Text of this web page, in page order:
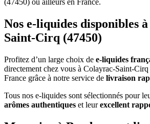
(47450) ou ailleurs en France.
Nos e-liquides disponibles
Saint-Cirq (47450)
Profitez d’un large choix de e-liquides
directement chez vous à Colayrac-Saint-
France grâce à notre service de livraison
Tous nos e-liquides sont sélectionnés pour
arômes authentiques et leurexcellent